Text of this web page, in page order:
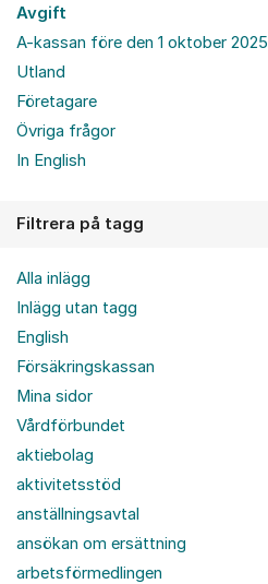
Avgift
A-kassan före den 1 oktober 2025
Utland
Företagare
Övriga frågor
In English
Filtrera på tagg
Alla inlägg
Inlägg utan tagg
English
Försäkringskassan
Mina sidor
Vårdförbundet
aktiebolag
aktivitetsstöd
anställningsavtal
ansökan om ersättning
arbetsförmedlingen